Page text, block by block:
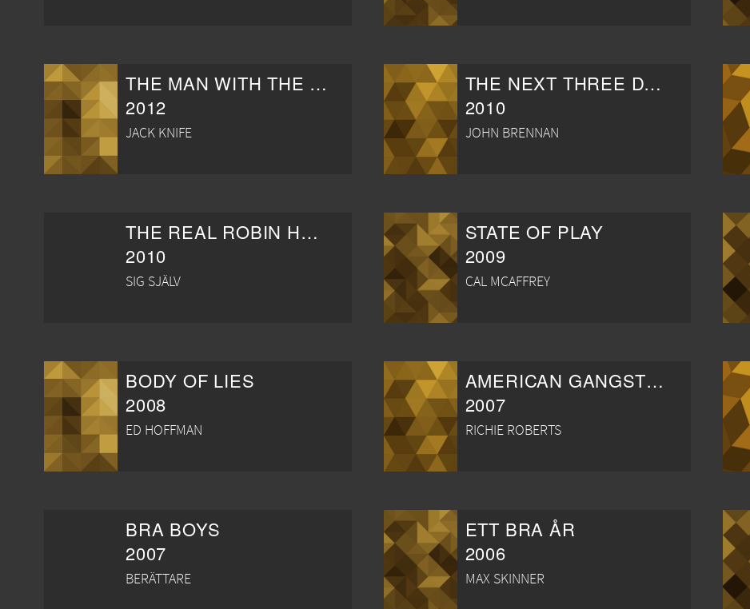
THE MAN WITH THE IRON FISTS
2012
JACK KNIFE
THE NEXT THREE DAYS
2010
JOHN BRENNAN
THE REAL ROBIN HOOD
2010
SIG SJÄLV
STATE OF PLAY
2009
CAL MCAFFREY
BODY OF LIES
2008
ED HOFFMAN
AMERICAN GANGSTER
2007
RICHIE ROBERTS
BRA BOYS
2007
BERÄTTARE
ETT BRA ÅR
2006
MAX SKINNER